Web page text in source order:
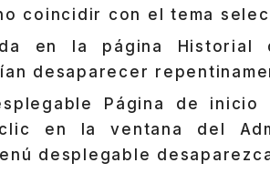
coincidir con el tema
en la página Historial
desaparecer
Página de inicio
en la ventana del
desplegable